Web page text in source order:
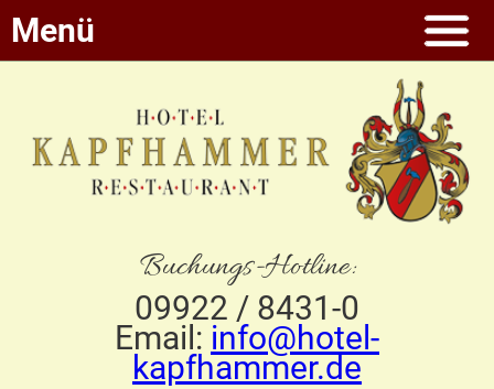
Buchungs-Hotline:
09922 / 8431-0
Email: info@hotel-
kapfhammer.de
Menü